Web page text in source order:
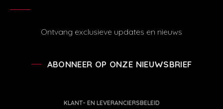
Ontvang exclusieve updates en nieuws
ABONNEER OP ONZE NIEUWSBRIEF
KLANT- EN LEVERANCIERSBELEID